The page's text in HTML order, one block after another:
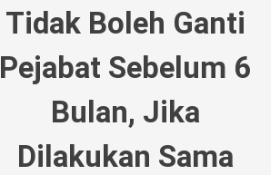
Tidak Boleh Ganti
Pejabat Sebelum 6
Bulan, Jika
Dilakukan Sama